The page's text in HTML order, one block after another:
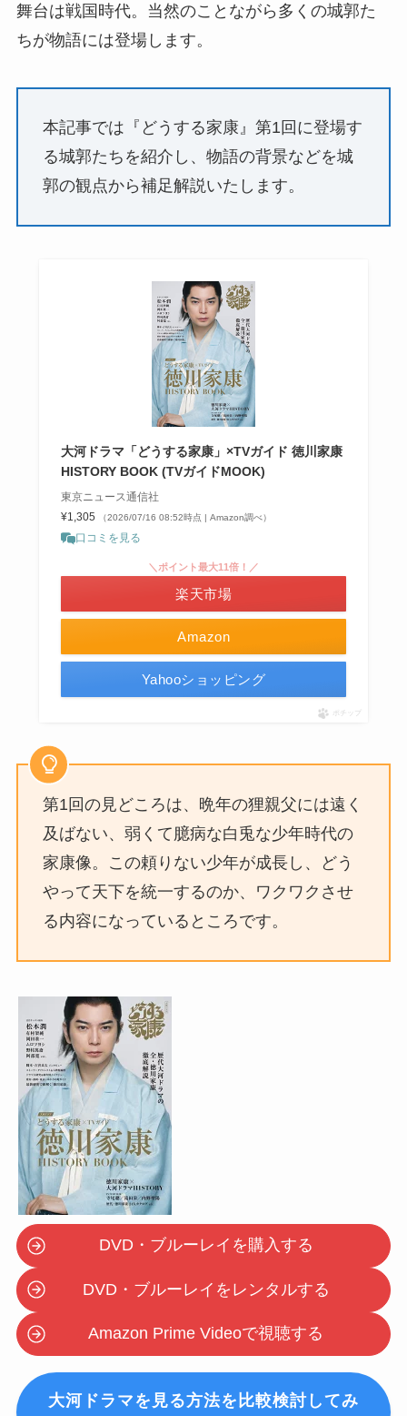
舞台は戦国時代。当然のことながら多くの城郭た
ちが物語には登場します。
本記事では『どうする家康』第1回に登場す
る城郭たちを紹介し、物語の背景などを城
郭の観点から補足解説いたします。
大河ドラマ「どうする家康」×TVガイド 徳川家康
HISTORY BOOK (TVガイドMOOK)
東京ニュース通信社
¥1,305
（2026/07/16 08:52時点 | Amazon調べ）
口コミを見る
Amazon
＼ポイント最大11倍！／
楽天市場
Yahooショッピング
ポチップ
第1回の見どころは、晩年の狸親父には遠く
及ばない、弱くて臆病な白兎な少年時代の
家康像。この頼りない少年が成長し、どう
やって天下を統一するのか、ワクワクさせ
る内容になっているところです。
DVD・ブルーレイを購入する
DVD・ブルーレイをレンタルする
Amazon Prime Videoで視聴する
大河ドラマを見る方法を比較検討してみ